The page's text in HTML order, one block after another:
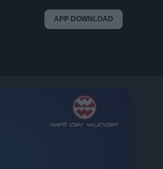
APP DOWNLOAD